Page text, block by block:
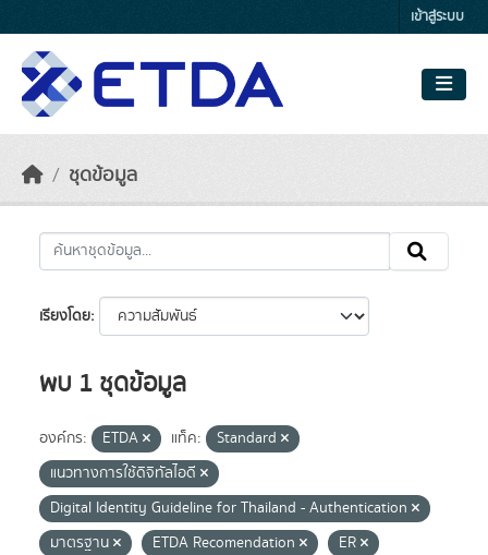
เข้าสู่ระบบ
ชุดข้อมูล
เรียงโดย
พบ 1 ชุดข้อมูล
องค์กร: ETDA แท็ค:
Standard
แนวทางการใช้ดิจิทัลไอดี
Digital Identity Guideline for Thailand - Authentication
มาตรฐาน
ETDA Recomendation
ER